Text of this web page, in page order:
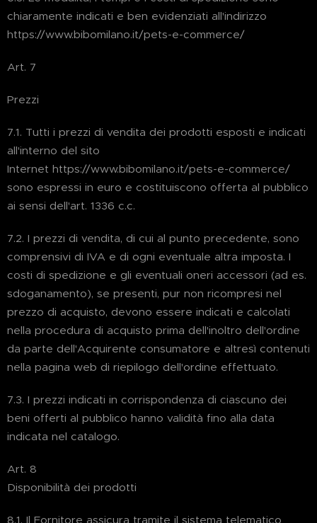
chiaramente indicati e ben evidenziati all'indirizzo
https://www.bibomilano.it/pets-e-commerce/
Art. 7
Prezzi
7.1. Tutti i prezzi di vendita dei prodotti esposti e indicati
all'interno del sito
Internet https://www.bibomilano.it/pets-e-commerce/
sono espressi in euro e costituiscono offerta al pubblico
ai sensi dell'art. 1336 c.c.
7.2. I prezzi di vendita, di cui al punto precedente, sono
comprensivi di IVA e di ogni eventuale altra imposta. I
costi di spedizione e gli eventuali oneri accessori (ad es.
sdoganamento), se presenti, pur non ricompresi nel
prezzo di acquisto, devono essere indicati e calcolati
nella procedura di acquisto prima dell'inoltro dell'ordine
da parte dell'Acquirente consumatore e altresì contenuti
nella pagina web di riepilogo dell'ordine effettuato.
7.3. I prezzi indicati in corrispondenza di ciascuno dei
beni offerti al pubblico hanno validità fino alla data
indicata nel catalogo.
Art. 8
Disponibilità dei prodotti
8.1. Il Fornitore assicura tramite il sistema telematico